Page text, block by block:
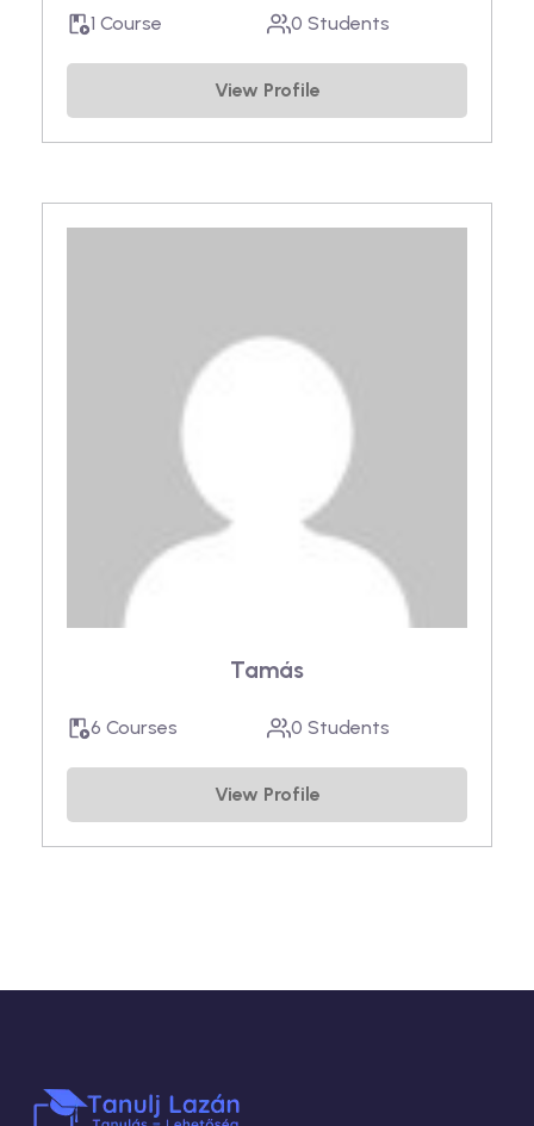
1 Course 0 Students
View Profile
Tamás
6 Courses 0 Students
View Profile